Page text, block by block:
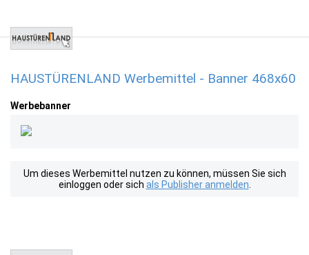
HAUSTÜRENLAND Werbemittel - Banner 468x60
Werbebanner
Um dieses Werbemittel nutzen zu können, müssen Sie sich
einloggen oder sich als Publisher anmelden